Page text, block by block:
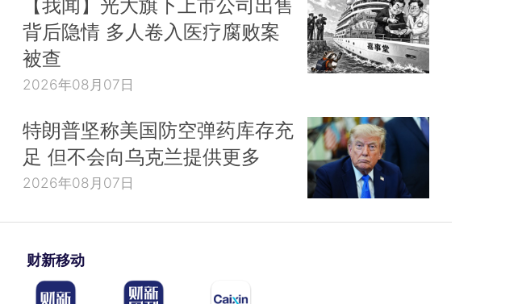
背后隐情 多人卷入医疗腐败案
被查
2026年08月07日
特朗普坚称美国防空弹药库存充
足 但不会向乌克兰提供更多
2026年08月07日
财新移动